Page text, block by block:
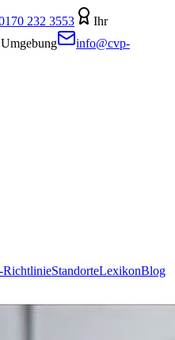
232 3553
Ihr
info@cvp-
StandorteLexikonBlog